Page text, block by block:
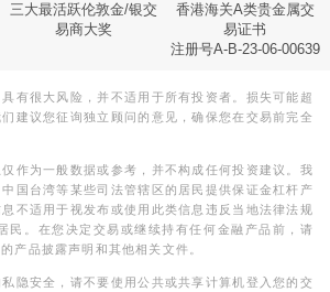
三大最活跃伦敦金/银交
易商大奖
香港海关A类贵金属交
易证书
注册号A-B-23-06-00639
有很大风险，并不适用于所有投资者。损失可能超
建议您征询独立顾问的意见，确保您在交易前完全
作为一般数据或参考，并不构成任何投资建议。我
国台湾等某些司法管辖区的居民提供保证金杠杆产
不适用于视发布或使用此类信息违反当地法律法规
民。在您决定交易或继续持有任何金融产品前，请
产品披露声明和其他相关文件。
隐安全，请不要使用公共或共享计算机登入您的交